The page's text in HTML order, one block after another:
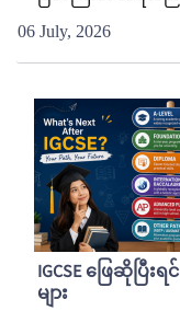
06 July, 2026
IGCSE ဖြေဆိုပြီ
များ